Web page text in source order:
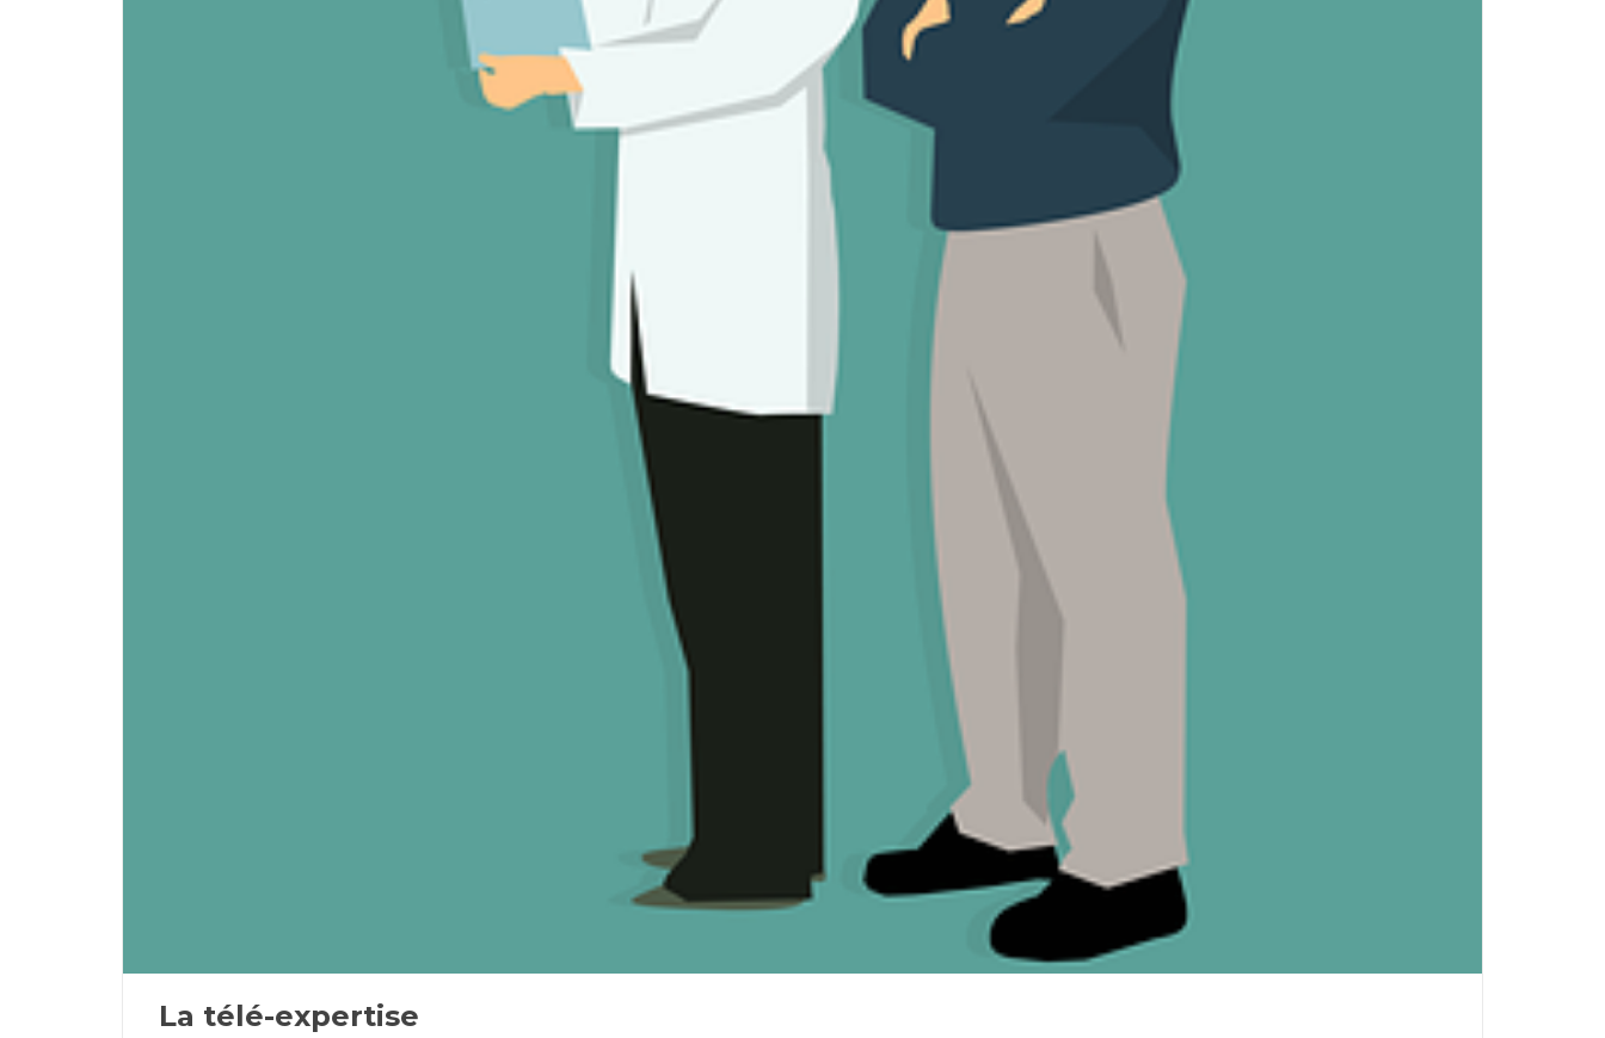
La télé-expertise